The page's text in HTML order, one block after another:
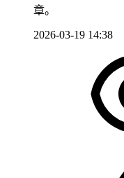
章。
2026-03-19 14:38